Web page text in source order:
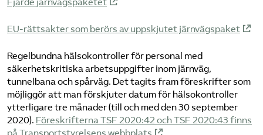
Fjärde järnvägspaketet
EU-rättsakter som berörs av uppskjutet järnvägspaket
Regelbundna hälsokontroller för personal med
säkerhetskritiska arbetsuppgifter inom järnväg,
tunnelbana och spårväg. Det tagits fram föreskrifter som
möjliggör att man förskjuter datum för hälsokontroller
ytterligare tre månader (till och med den 30 september
2020). Föreskrifterna TSF 2020:42 och TSF 2020:43 finns